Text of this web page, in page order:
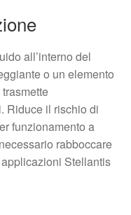
all’interno del
o un elemento
Riduce il rischio di
funzionamento a
rabboccare
Stellantis